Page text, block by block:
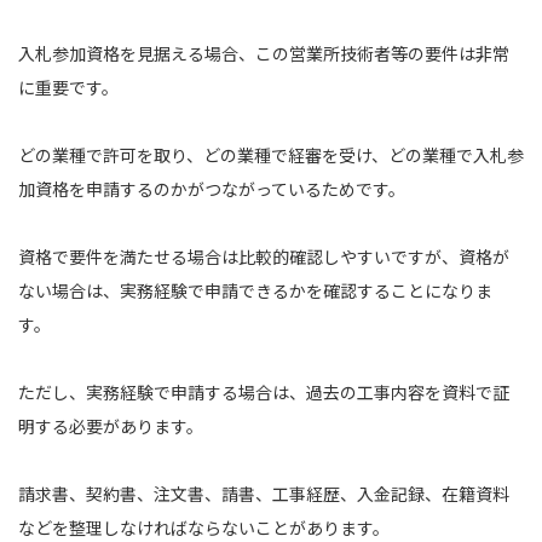
入札参加資格を見据える場合、この営業所技術者等の要件は非常
に重要です。
どの業種で許可を取り、どの業種で経審を受け、どの業種で入札参
加資格を申請するのかがつながっているためです。
資格で要件を満たせる場合は比較的確認しやすいですが、資格が
ない場合は、実務経験で申請できるかを確認することになりま
す。
ただし、実務経験で申請する場合は、過去の工事内容を資料で証
明する必要があります。
請求書、契約書、注文書、請書、工事経歴、入金記録、在籍資料
などを整理しなければならないことがあります。